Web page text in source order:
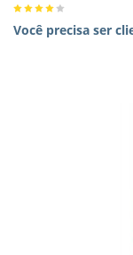
Você precisa ser